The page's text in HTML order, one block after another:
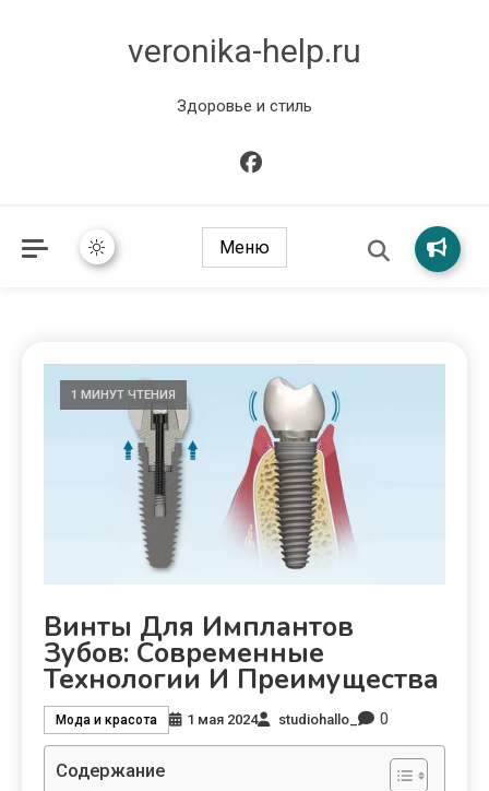
veronika-help.ru
Здоровье и стиль
Меню
1 МИНУТ ЧТЕНИЯ
Винты Для Имплантов
Зубов: Современные
Технологии И Преимущества
Мода и красота 1 мая 2024 studiohallo_ 0
Содержание